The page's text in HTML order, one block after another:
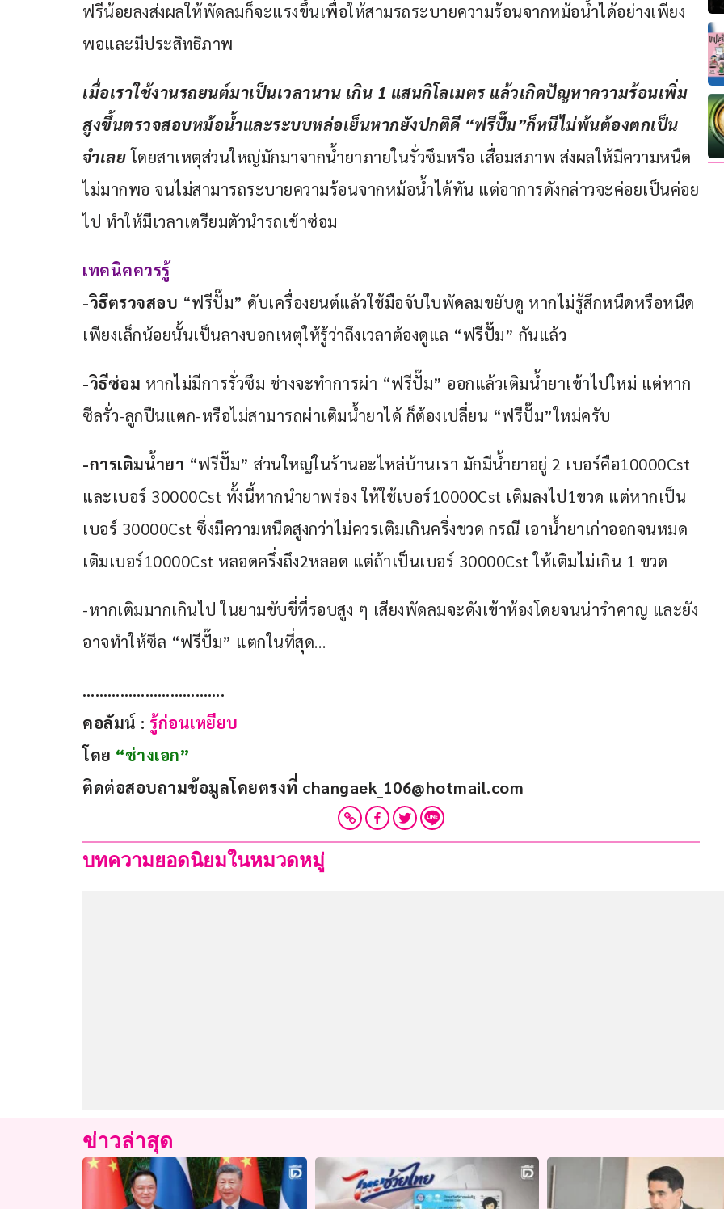
ฟรีน้อยลงส่งผลให้พัดลมก็จะแรงขึ้นเพื่อให้สามรถระบายความร้อนจากหม้อน้ำได้อย่างเพียง
พอและมีประสิทธิภาพ
เมื่อเราใช้งานรถยนต์มาเป็นเวลานาน เกิน 1 แสนกิโลเมตร แล้วเกิดปัญหาความร้อนเพิ่ม
สูงขึ้นตรวจสอบหม้อน้ำและระบบหล่อเย็นหากยังปกติดี “ฟรีปั๊ม”ก็หนีไม่พ้นต้องตกเป็น
จำเลย โดยสาเหตุส่วนใหญ่มักมาจากน้ำยาภายในรั่วซึมหรือ เสื่อมสภาพ ส่งผลให้มีความหนืด
ไม่มากพอ จนไม่สามารถระบายความร้อนจากหม้อน้ำได้ทัน แต่อาการดังกล่าวจะค่อยเป็นค่อย
ไป ทำให้มีเวลาเตรียมตัวนำรถเข้าซ่อม
เทคนิคควรรู้
-วิธีตรวจสอบ “ฟรีปั๊ม” ดับเครื่องยนต์แล้วใช้มือจับใบพัดลมขยับดู หากไม่รู้สึกหนืดหรือหนืด
เพียงเล็กน้อยนั้นเป็นลางบอกเหตุให้รู้ว่าถึงเวลาต้องดูแล “ฟรีปั๊ม” กันแล้ว
-วิธีซ่อม หากไม่มีการรั่วซึม ช่างจะทำการผ่า “ฟรีปั๊ม” ออกแล้วเติมน้ำยาเข้าไปใหม่ แต่หาก
ซีลรั่ว-ลูกปืนแตก-หรือไม่สามารถผ่าเติมน้ำยาได้ ก็ต้องเปลี่ยน “ฟรีปั๊ม”ใหม่ครับ
-การเติมน้ำยา “ฟรีปั๊ม” ส่วนใหญ่ในร้านอะไหล่บ้านเรา มักมีน้ำยาอยู่ 2 เบอร์คือ10000Cst
และเบอร์ 30000Cst ทั้งนี้หากนำยาพร่อง ให้ใช้เบอร์10000Cst เติมลงไป1ขวด แต่หากเป็น
เบอร์ 30000Cst ซึ่งมีความหนืดสูงกว่าไม่ควรเติมเกินครึ่งขวด กรณี เอาน้ำยาเก่าออกจนหมด
เติมเบอร์10000Cst หลอดครึ่งถึง2หลอด แต่ถ้าเป็นเบอร์ 30000Cst ให้เติมไม่เกิน 1 ขวด
-หากเติมมากเกินไป ในยามขับขี่ที่รอบสูง ๆ เสียงพัดลมจะดังเข้าห้องโดยจนน่ารำคาญ และยัง
อาจทำให้ซีล “ฟรีปั๊ม” แตกในที่สุด…
…………………………….
คอลัมน์ : รู้ก่อนเหยียบ
โดย “ช่างเอก”
ติดต่อสอบถามข้อมูลโดยตรงที่ changaek_106@hotmail.com
บทความยอดนิยมในหมวดหมู่
ข่าวล่าสุด